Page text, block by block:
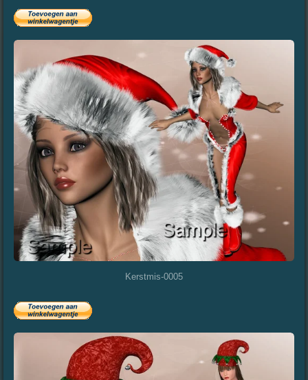
Kerstmis-0005